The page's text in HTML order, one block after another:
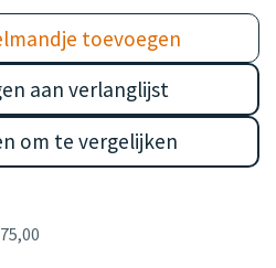
toevoegen
om te vergelijken
aan verlanglijst